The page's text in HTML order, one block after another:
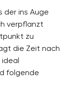
der ins Auge
verpflanzt
zu
die Zeit nach
ideal
folgende